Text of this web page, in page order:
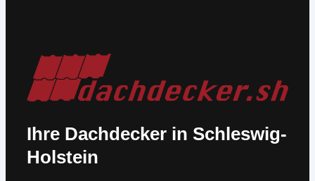
Ihre Dachdecker in Schleswig-
Holstein